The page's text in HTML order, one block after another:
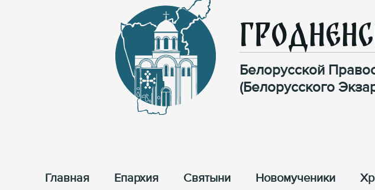
Белорусской
(Белорусского
Главная Епархия Cвятыни Новомученики